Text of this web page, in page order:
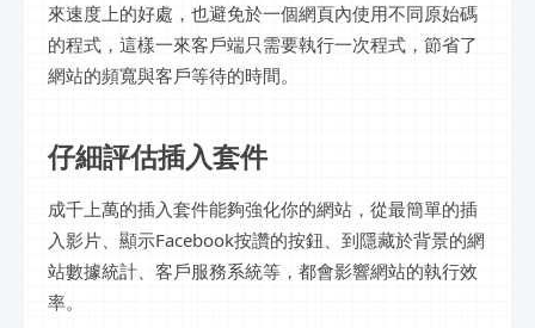
來速度上的好處，也避免於一個網頁內使用不同原始碼
的程式，這樣一來客戶端只需要執行一次程式，節省了
網站的頻寬與客戶等待的時間。
仔細評估插入套件
成千上萬的插入套件能夠強化你的網站，從最簡單的插
入影片、顯示Facebook按讚的按鈕、到隱藏於背景的網
站數據統計、客戶服務系統等，都會影響網站的執行效
率。